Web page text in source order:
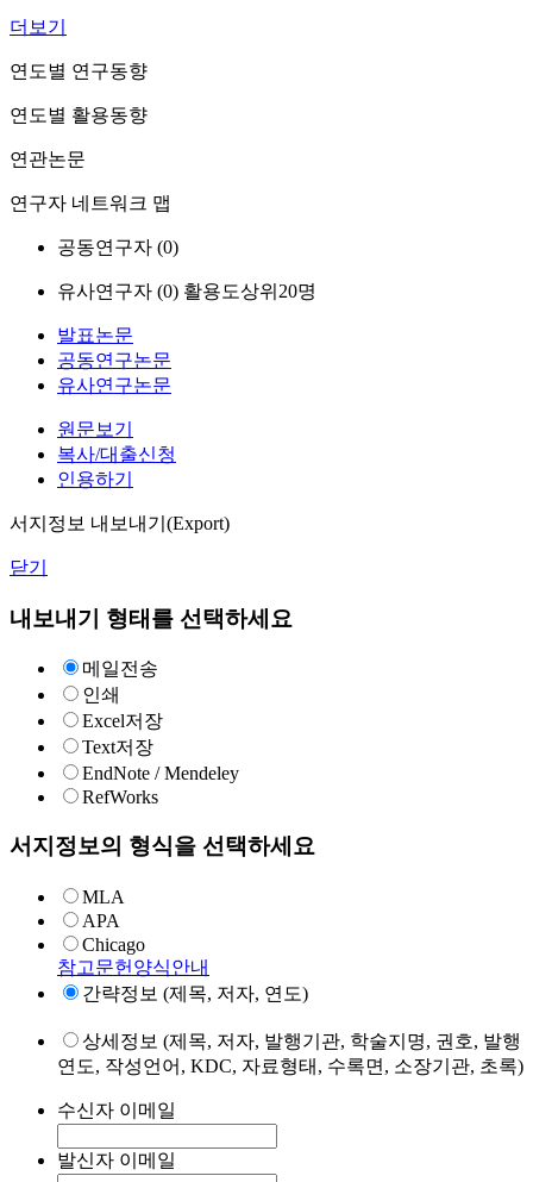
더보기
연도별 연구동향
연도별 활용동향
연관논문
연구자 네트워크 맵
공동연구자 (0)
유사연구자 (0) 활용도상위20명
발표논문
공동연구논문
유사연구논문
원문보기
복사/대출신청
인용하기
서지정보 내보내기(Export)
닫기
내보내기 형태를 선택하세요
메일전송
인쇄
Excel저장
Text저장
EndNote / Mendeley
RefWorks
서지정보의 형식을 선택하세요
MLA
APA
Chicago
참고문헌양식안내
간략정보 (제목, 저자, 연도)
상세정보 (제목, 저자, 발행기관, 학술지명, 권호, 발행
연도, 작성언어, KDC, 자료형태, 수록면, 소장기관, 초록)
수신자 이메일
발신자 이메일